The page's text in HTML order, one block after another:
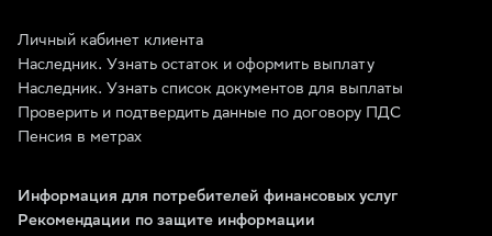
Личный кабинет клиента
Наследник. Узнать остаток и оформить выплату
Наследник. Узнать список документов для выплаты
Проверить и подтвердить данные по договору ПДС
Пенсия в метрах
Информация для потребителей финансовых услуг
Рекомендации по защите информации